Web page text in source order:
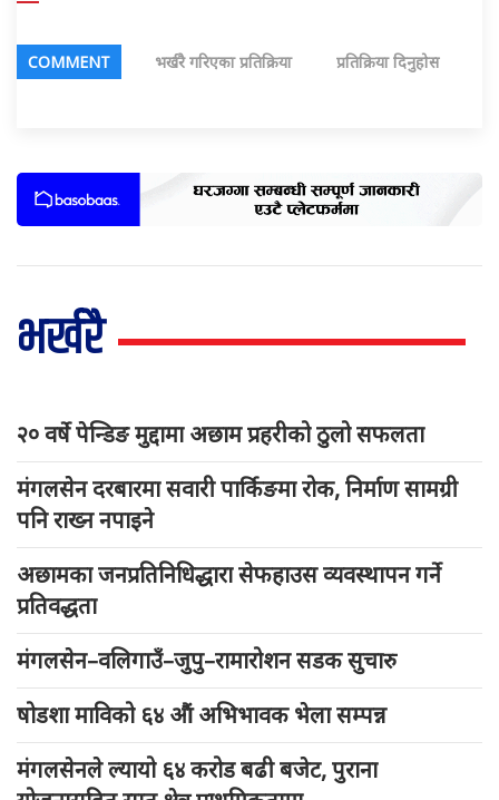
COMMENT भर्खरै गरिएका प्रतिक्रिया प्रतिक्रिया दिनुहोस
भर्खरै
२० वर्षे पेन्डिङ मुद्दामा अछाम प्रहरीको ठुलो सफलता
मंगलसेन दरबारमा सवारी पार्किङमा रोक, निर्माण सामग्री
पनि राख्न नपाइने
अछामका जनप्रतिनिधिद्धारा सेफहाउस व्यवस्थापन गर्ने
प्रतिवद्धता
मंगलसेन–वलिगाउँ–जुपु–रामारोशन सडक सुचारु
षोडशा माविको ६४ औं अभिभावक भेला सम्पन्न
मंगलसेनले ल्यायो ६४ करोड बढी बजेट, पुराना